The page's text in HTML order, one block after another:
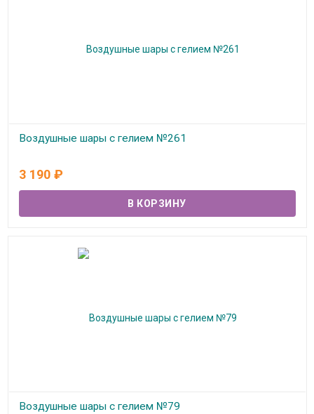
Воздушные шары с гелием №261
3 190 ₽
Воздушные шары с гелием №79